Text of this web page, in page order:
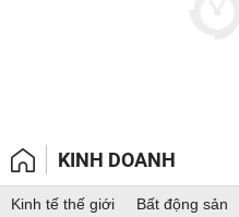
KINH DOANH
Kinh tế thế giới Bất động sản